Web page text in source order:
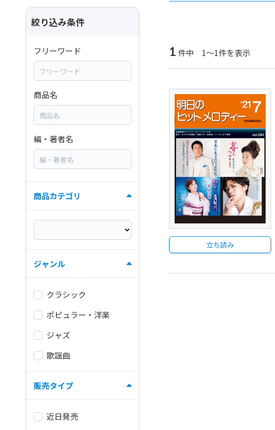
1 件中 1～1件を表示
立ち読み
絞り込み条件
フリーワード
商品名
編・著者名
商品カテゴリ
ジャンル
クラシック
ポピュラー・洋楽
ジャズ
歌謡曲
販売タイプ
近日発売